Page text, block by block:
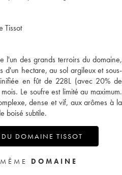
Tissot
l'un des grands terroirs du domaine,
d'un hectare, au sol argileux et sous-
en fût de 228L (avec 20% de
Le soufre est limité au maximum.
dense et vif, aux arômes à la
boisé subtile.
DU DOMAINE TISSOT
DOMAINE